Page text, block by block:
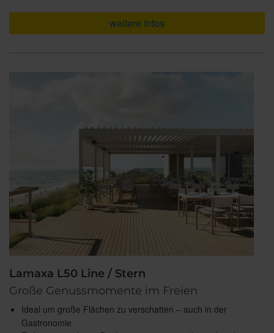
weitere Infos
Lamaxa L50 Line / Stern
Große Genussmomente im Freien
Ideal um große Flächen zu verschatten – auch in der
Gastronomie